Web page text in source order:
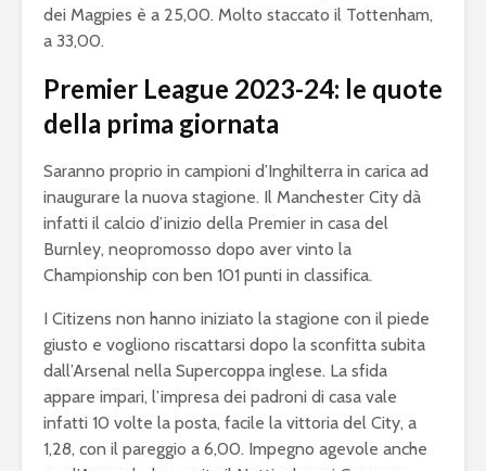
dei Magpies è a 25,00. Molto staccato il Tottenham,
a 33,00.
Premier League 2023-24: le quote
della prima giornata
Saranno proprio in campioni d’Inghilterra in carica ad
inaugurare la nuova stagione. Il Manchester City dà
infatti il calcio d’inizio della Premier in casa del
Burnley, neopromosso dopo aver vinto la
Championship con ben 101 punti in classifica.
I Citizens non hanno iniziato la stagione con il piede
giusto e vogliono riscattarsi dopo la sconfitta subita
dall’Arsenal nella Supercoppa inglese. La sfida
appare impari, l’impresa dei padroni di casa vale
infatti 10 volte la posta, facile la vittoria del City, a
1,28, con il pareggio a 6,00. Impegno agevole anche